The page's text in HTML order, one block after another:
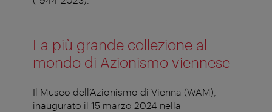
La più grande collezione al
mondo di Azionismo viennese
Il Museo dell’Azionismo di Vienna (WAM),
inaugurato il 15 marzo 2024 nella